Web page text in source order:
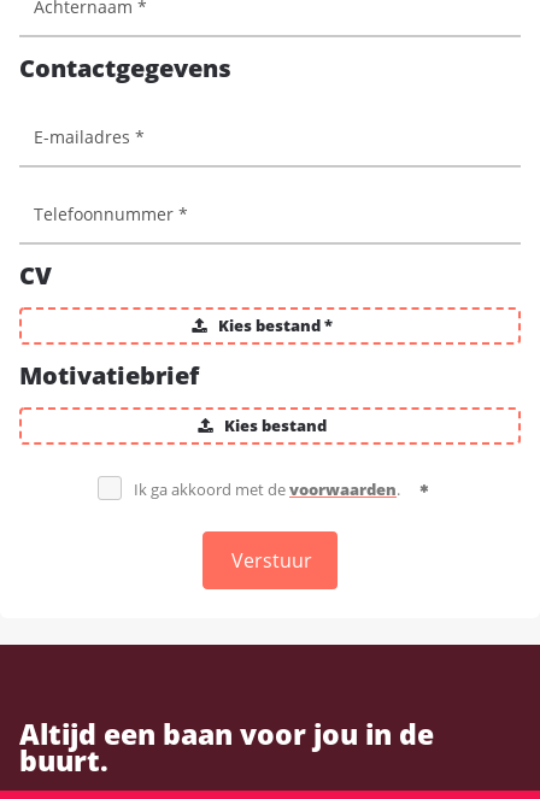
Contactgegevens
CV
Kies bestand *
Motivatiebrief
Kies bestand
Ik ga akkoord met devoorwaarden.
Verstuur
Altijd een baan voor jou in de
buurt.